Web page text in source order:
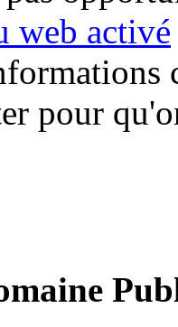
web activé
pour